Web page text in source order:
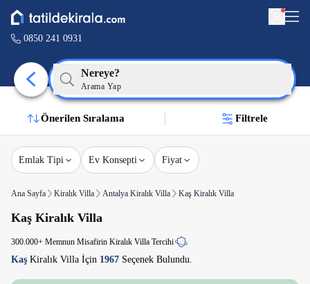
0850 241 0931
Nereye?
Arama Yap
Önerilen Sıralama Filtrele
Emlak Tipi Ev Konsepti Fiyat
Ana Sayfa Kiralık Villa Antalya Kiralık Villa Kaş Kiralık Villa
Kaş Kiralık Villa
300.000+ Memnun Misafirin Kiralık Villa Tercihi
Kaş Kiralık Villa İçin 1967 Seçenek Bulundu.